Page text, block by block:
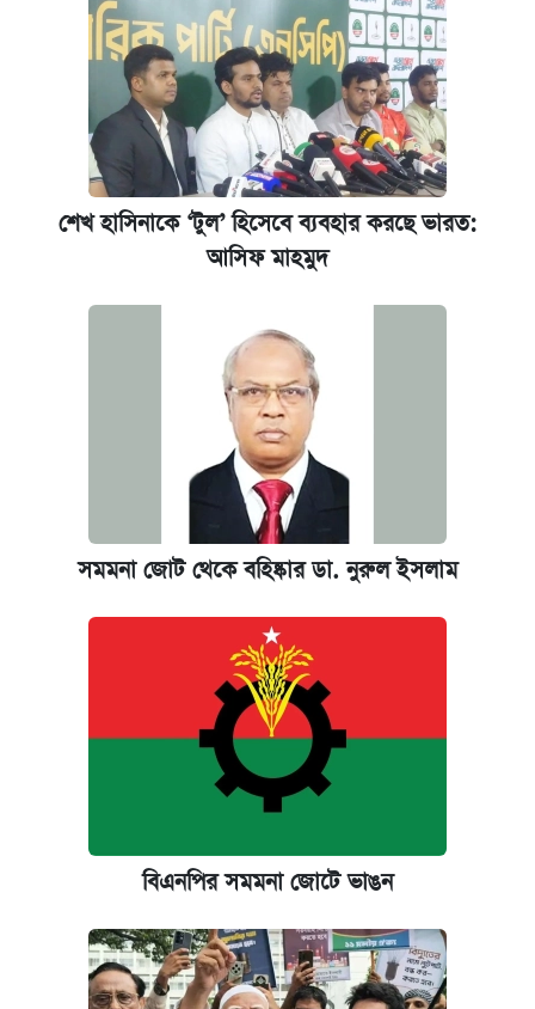
শেখ হাসিনাকে ‘টুল’ হিসেবে ব্যবহার করছে ভারত:
আসিফ মাহমুদ
সমমনা জোট থেকে বহিষ্কার ডা. নুরুল ইসলাম
বিএনপির সমমনা জোটে ভাঙন